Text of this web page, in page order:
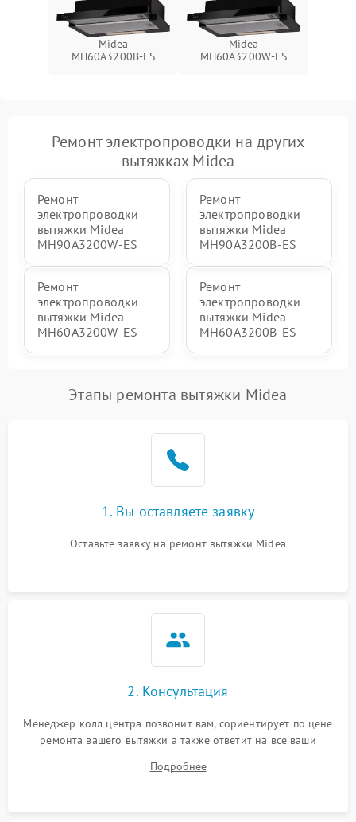
Midea
MH60A3200B-ES
Midea
MH60A3200W-ES
Ремонт электропроводки на других
вытяжках Midea
Ремонт
электропроводки
вытяжки Midea
MH90A3200W-ES
Ремонт
электропроводки
вытяжки Midea
MH90A3200B-ES
Ремонт
электропроводки
вытяжки Midea
MH60A3200W-ES
Ремонт
электропроводки
вытяжки Midea
MH60A3200B-ES
Этапы ремонта вытяжки Midea
1. Вы оставляете заявку
Оставьте заявку на ремонт вытяжки Midea
2. Консультация
Менеджер колл центра позвонит вам, сориентирует по цене
ремонта вашего вытяжки а также ответит на все ваши
Подробнее